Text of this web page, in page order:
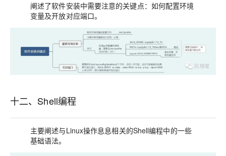
阐述了软件安装中需要注意的关键点：如何配置环境
变量及开放对应端口。
十二、Shell编程
主要阐述与Linux操作息息相关的Shell编程中的一些
基础语法。